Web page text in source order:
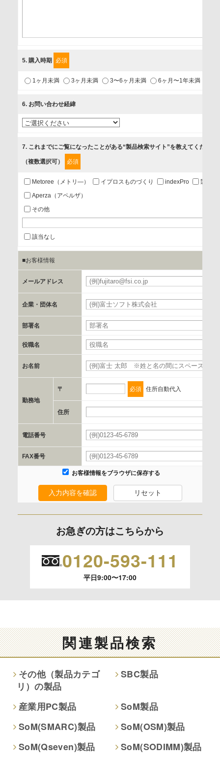
1.当社が取り扱う商品・サービスに関するご案内
2.当社が開催（主催・共催・協賛）するセミナーなど、各種イ
3.お客様の業務内容、及び興味、関心に応じた情報の提供
4.お客様満足度調査等のアンケートの依頼
第三者提供の有無
あり
a.個人情報の提供・利用目的
当該企業/団体のサービス等のご案内及び当該企業/団体からの
情報を提供するため
b.第三者に提供される個人データの項目
郵便番号、住所、電話番号、FAX番号、メールアドレス
c.第三者への提供の手段または手法
書類の送付又は電子的な方法
d.提供先および管理者
当社とイベント/セミナーを共同で開催する企業/団体
e.個人情報取り扱いに関する契約
当社と当該企業/団体とは、個人情報取扱に関する覚書の締結
を行います。
委託の有無
なし
保有個人データの開示等および問合わせ窓口について
の停止、消去および 第三者への提供の停止（「開示等」とい
開示等のご請求は、下記お問い合わせ先窓口へご連絡願いま
情報提供は任意ですが、情報を提供しなかった場合、情報の
項目によってはお問い合わせ等に
ご回答できない場合がございます。
本人が容易に認識できない方法による取得
個人情報保護への取り組み
5. 購入時期 必須
1ヶ月未満 3ヶ月未満 3〜6ヶ月未満 6ヶ月〜1年未満
6. お問い合わせ経緯
7. これまでにご覧になったことがある“製品検索サイト”を教えてください
（複数選択可） 必須
Metoree（メトリ―） イプロスものづくり indexPro
製品ナ
Aperza（アペルザ）
その他
該当なし
■お客様情報
メールアドレス
企業・団体名
部署名
役職名
お名前
勤務地
〒 必須 住所自動代入
住所
電話番号
FAX番号
お客様情報をブラウザに保存する
入力内容を確認 リセット
お急ぎの方はこちらから
0120-593-111
平日9:00〜17:00
関連製品検索
その他（製品カテゴ
リ）の製品
SBC製品
産業用PC製品
SoM製品
SoM(SMARC)製品
SoM(OSM)製品
SoM(Qseven)製品
SoM(SODIMM)製品